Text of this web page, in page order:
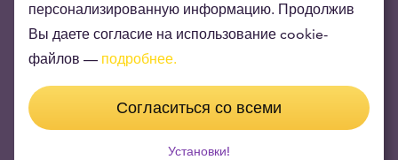
персонализированную информацию. Продолжив
Вы даете согласие на использование cookie-
файлов — подробнее.
Согласиться со всеми
Установки!